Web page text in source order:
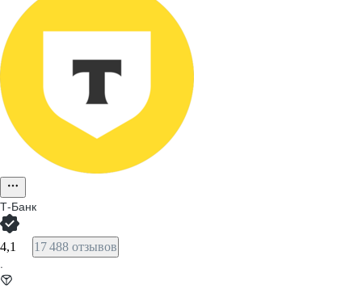
Т-Банк
4,1 17 488 отзывов
·